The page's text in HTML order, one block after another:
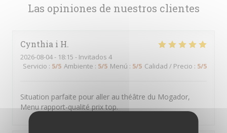
Las opiniones de nuestros clientes
Cynthia i H
2026-08-04- 18:15 - Invitados 4
Servicio : 5/5 Ambiente : 5/5 Menú : 5/5 Calidad / Precio : 5/5
Situation parfaite pour aller au théâtre du Mogador,
Menu rapport-qualité prix top.